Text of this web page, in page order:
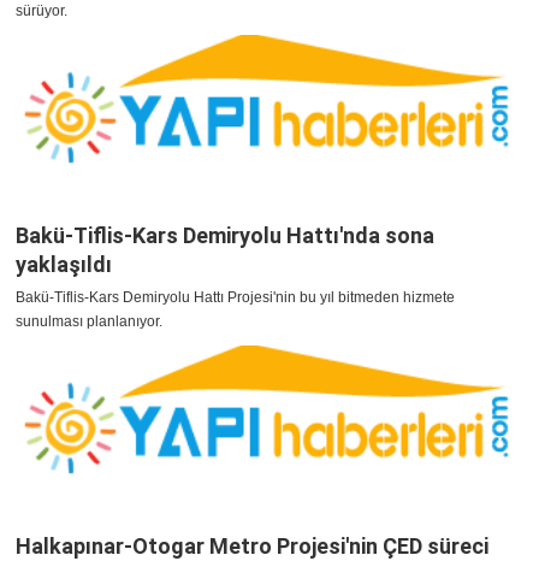
sürüyor.
Bakü-Tiflis-Kars Demiryolu Hattı'nda sona
yaklaşıldı
Bakü-Tiflis-Kars Demiryolu Hattı Projesi'nin bu yıl bitmeden hizmete
sunulması planlanıyor.
Halkapınar-Otogar Metro Projesi'nin ÇED süreci